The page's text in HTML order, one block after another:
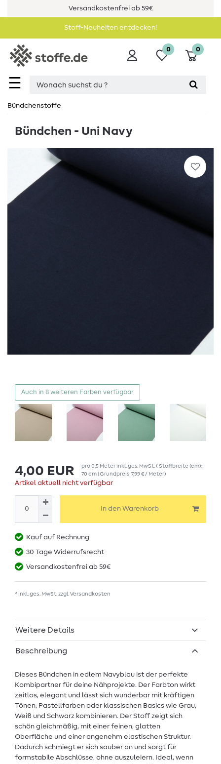
Versandkostenfrei ab 59€
Stoff-Neuheiten entdecken!
☰
0 0
Bündchenstoffe
Bündchen - Uni Navy
Auch in 8 weiteren Farben verfügbar
4,00 EUR pro0,5 Meterinkl. ges. MwSt. ( Stoffbreite (cm):
70 cm | Grundpreis 7,99 € / Meter)
Artikel aktuell nicht verfügbar
In den Warenkorb
Kauf auf Rechnung
30 Tage Widerrufsrecht
Versandkostenfrei ab 59€
* inkl. ges. MwSt. zzgl. Versandkosten
Weitere Details
Beschreibung
Dieses Bündchen in edlem Navyblau ist der perfekte
Kombipartner für deine Nähprojekte. Der Farbton wirkt
zeitlos, elegant und lässt sich wunderbar mit kräftigen
Tönen, Pastellfarben oder klassischen Basics wie Grau,
Weiß und Schwarz kombinieren. Der Stoff zeigt sich
schön gleichmäßig, mit einer feinen, glatten
Oberfläche und einer angenehm elastischen Struktur.
Dadurch schmiegt er sich sauber an und sorgt für
formstabile Abschlüsse, ohne auszuleiern. Ideal, wenn